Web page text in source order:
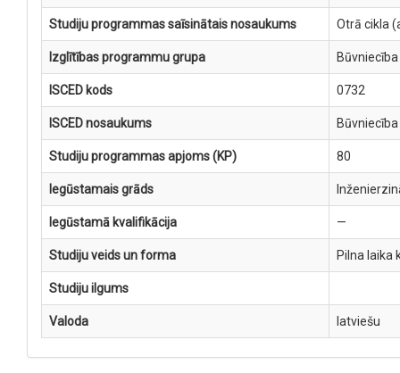
Studiju programmas saīsinātais nosaukums Otrā cikla
Izglītības programmu grupa
ISCED kods 0732
ISCED nosaukums
Studiju programmas apjoms (KP) 80
Iegūstamais grāds
Iegūstamā kvalifikācija —
Studiju veids un forma Pilna laika
Studiju ilgums
Valoda latviešu